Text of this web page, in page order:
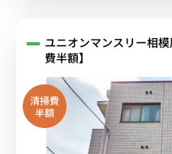
ユニオンマンスリー相
費半額】
清掃費
半額